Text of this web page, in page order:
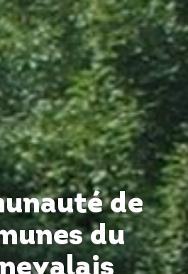
de
du